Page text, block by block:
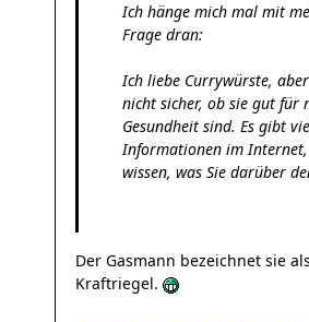
Ich hänge mich mal mit
Frage dran:
Ich liebe Currywürste,
nicht sicher, ob sie gut für
Gesundheit sind. Es gibt
Informationen im
wissen, was Sie darüber
Der Gasmann bezeichnet sie
Kraftriegel.